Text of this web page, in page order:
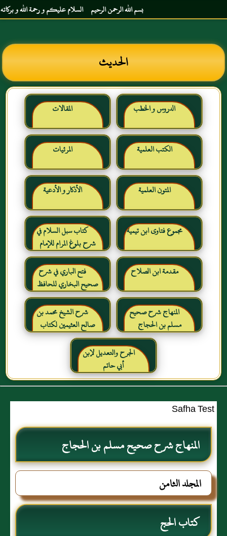
بسم الله الرحمن الرحيم السلام عليكم و رحمة الله و بركاته
الحديث
الدروس و الخطب المقالات
الكتب العلمية المرئيات
المتون العلمية الأذكار و الأدعية
مجموع فتاوى ابن تيمية
كتاب سبل السلام في
شرح بلوغ المرام للإمام
الصنعاني رحمه الله
مقدمة ابن الصلاح
فتح الباري في شرح
صحيح البخاري للحافظ
ابن حجر العسقلاني
المنهاج شرح صحيح
مسلم بن الحجاج
شرح الشيخ محمد بن
صالح العثيمين لكتاب
رياض الصالحين للإمام
النووي رحمهم الله تعالىالجرح والتعديل لإبن
أبي حاتم
Safha Test
المنهاج شرح صحيح مسلم بن الحجاج
المجلد الثامن
كتاب الحج